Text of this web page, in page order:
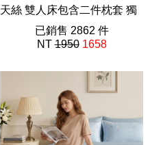
天絲 雙人床包含二件枕套 獨
家設計 FORME
202605新品
已銷售 2862 件
NT1950 1658